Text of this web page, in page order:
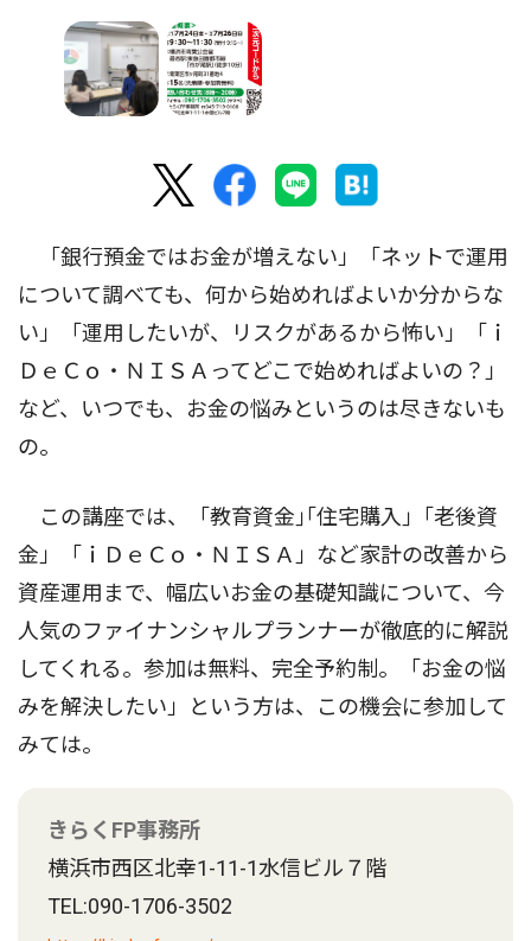
「銀行預金ではお金が増えない」「ネットで運用
について調べても、何から始めればよいか分からな
い」「運用したいが、リスクがあるから怖い」「ｉ
ＤｅＣｏ・ＮＩＳＡってどこで始めればよいの？」
など、いつでも、お金の悩みというのは尽きないも
の。
この講座では、「教育資金｣｢住宅購入｣「老後資
金」「ｉＤｅＣｏ・ＮＩＳＡ」など家計の改善から
資産運用まで、幅広いお金の基礎知識について、今
人気のファイナンシャルプランナーが徹底的に解説
してくれる。参加は無料、完全予約制。「お金の悩
みを解決したい」という方は、この機会に参加して
みては。
きらくFP事務所
横浜市西区北幸1-11-1水信ビル７階
TEL:090-1706-3502